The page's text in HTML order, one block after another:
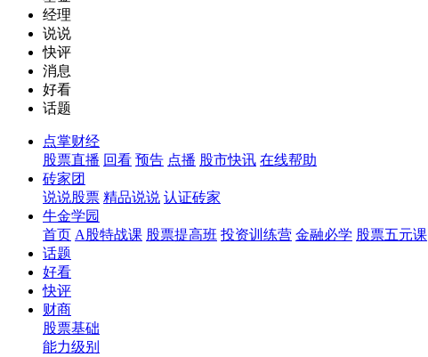
经理
说说
快评
消息
好看
话题
点掌财经
股票直播 回看 预告 点播 股市快讯 在线帮助
砖家团
说说股票 精品说说 认证砖家
牛金学园
首页 A股特战课 股票提高班 投资训练营 金融必学 股票五元课
话题
好看
快评
财商
股票基础
能力级别